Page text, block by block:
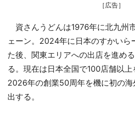
［広告］
資さんうどんは1976年に北九州
ェーン。2024年に日本のすかいら
た後、関東エリアへの出店を進め
る。現在は日本全国で100店舗以上
2026年の創業50周年を機に初の
出する。